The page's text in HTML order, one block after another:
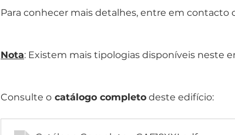
Para conhecer mais detalhes, entre em contacto
Nota: Existem mais tipologias disponíveis neste
Consulte o catálogo completo deste edifício: